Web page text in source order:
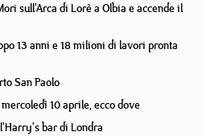
sull'Arca di Lorè a Olbia e accende il
13 anni e 18 milioni di lavori pronta
San Paolo
10 aprile, ecco dove
bar di Londra